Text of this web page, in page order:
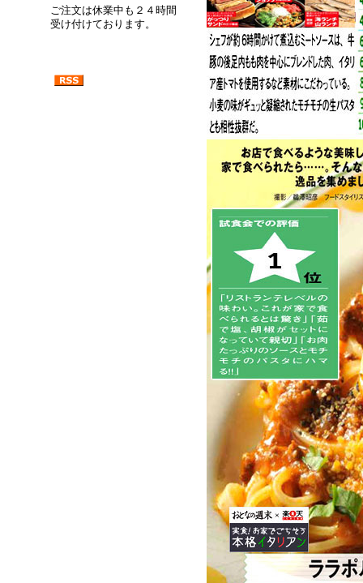
ご注文は休業中も２４時間
受け付けております。